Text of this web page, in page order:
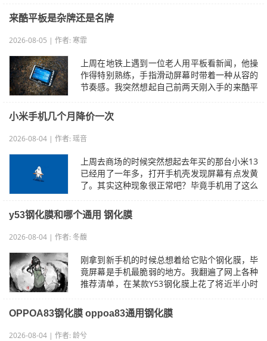
来酷平板是杂牌还是名牌
2026-08-05 | 作者: 寒霏
上周在地铁上遇到一位老人用平板看新闻，他操
作得特别熟练，手指滑动屏幕时带着一种从容的
节奏感。我突然想起自己前两天刚入手的来酷平
小米手机几个月降价一次
2026-08-04 | 作者: 瑶音
上周去商场的时候突然想起去年买的那台小米13
已经用了一年多，打开手机壳发现屏幕有点发黄
了。其实这种现象很正常吧？毕竟手机用了这么
y53钢化膜和哪个通用 钢化膜
2026-08-04 | 作者: 冬馥
刚拿到新手机的时候总想着给它贴个钢化膜，毕
竟屏幕是手机最脆弱的地方。我翻遍了网上各种
推荐清单，在某款Y53钢化膜上花了将近半小时
OPPOA83钢化膜 oppoa83通用钢化膜
2026-08-04 | 作者: 龄兮